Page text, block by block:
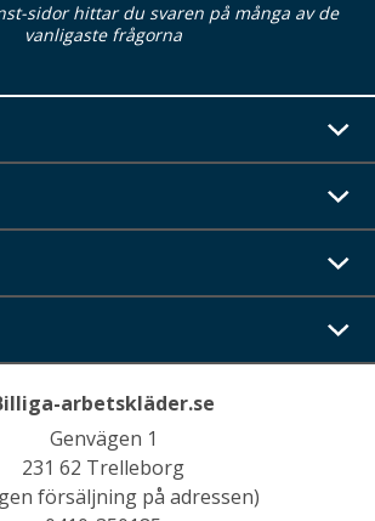
sidor hittar du svaren på många av de
vanligaste frågorna
arbetskläder.se
Genvägen 1
231 62 Trelleborg
försäljning på adressen)